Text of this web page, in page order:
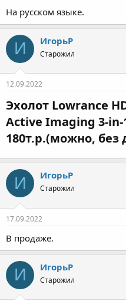
На русском языке.
И ИгорьР
Старожил
12.09.2022
Эхолот Lowrance
Active Imaging 3-
180т.р.(можно, без
И ИгорьР
Старожил
17.09.2022
В продаже.
И ИгорьР
Старожил